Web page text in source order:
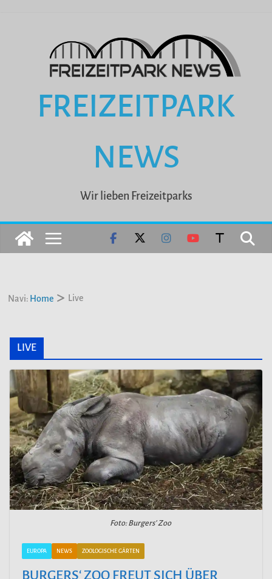
FREIZEITPARK
NEWS
Wir lieben Freizeitparks
Navi: Home Live
LIVE
Foto: Burgers' Zoo
EUROPA NEWS ZOOLOGISCHE GÄRTEN
BURGERS‘ ZOO FREUT SICH ÜBER